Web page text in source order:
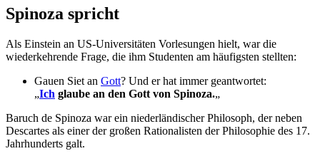
Spinoza spricht
Als Einstein an US-Universitäten Vorlesungen hielt, war die
wiederkehrende Frage, die ihm Studenten am häufigsten stellten:
Gauen Siet an Gott? Und er hat immer geantwortet:
„Ich glaube an den Gott von Spinoza.„
Baruch de Spinoza war ein niederländischer Philosoph, der neben
Descartes als einer der großen Rationalisten der Philosophie des 17.
Jahrhunderts galt.